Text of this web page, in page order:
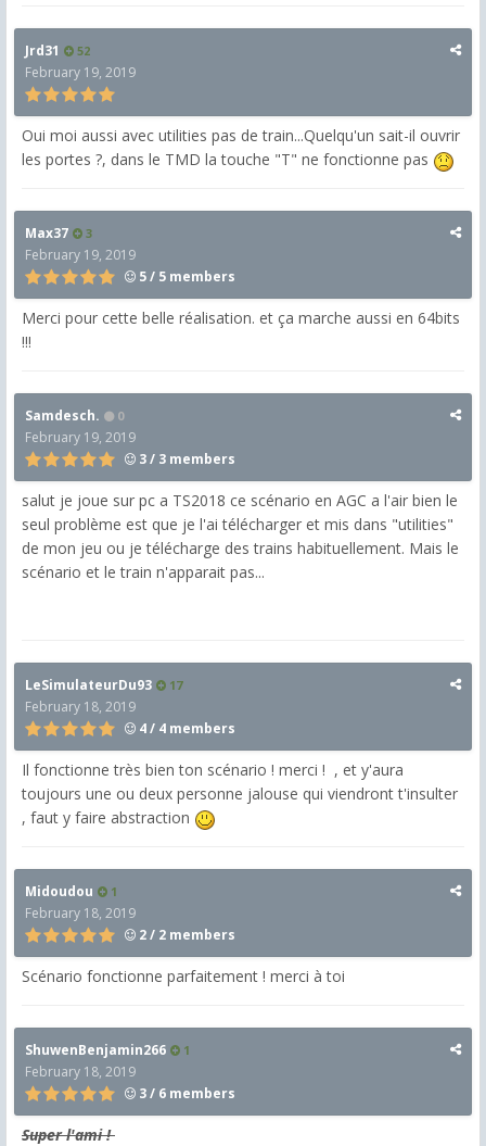
Jrd31 52
February 19, 2019
Oui moi aussi avec utilities pas de train...Quelqu'un sait-il ouvrir
les portes ?, dans le TMD la touche "T" ne fonctionne pas
Max37 3
February 19, 2019
5 / 5 members
Merci pour cette belle réalisation. et ça marche aussi en 64bits
!!!
Samdesch. 0
February 19, 2019
3 / 3 members
salut je joue sur pc a TS2018 ce scénario en AGC a l'air bien le
seul problème est que je l'ai télécharger et mis dans "utilities"
de mon jeu ou je télécharge des trains habituellement. Mais le
scénario et le train n'apparait pas...
LeSimulateurDu93 17
February 18, 2019
4 / 4 members
Il fonctionne très bien ton scénario ! merci ! , et y'aura
toujours une ou deux personne jalouse qui viendront t'insulter
, faut y faire abstraction
Midoudou 1
February 18, 2019
2 / 2 members
Scénario fonctionne parfaitement ! merci à toi
ShuwenBenjamin266 1
February 18, 2019
3 / 6 members
Super l'ami !